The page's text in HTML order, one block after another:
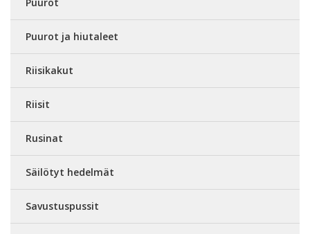
Puurot ja hiutaleet
Riisikakut
Riisit
Rusinat
Säilötyt hedelmät
Savustuspussit